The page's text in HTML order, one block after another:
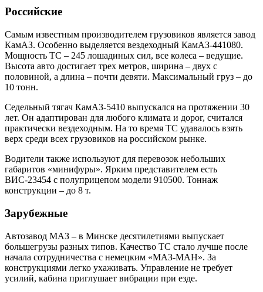
Российские
Самым известным производителем грузовиков является завод
КамАЗ. Особенно выделяется вездеходный КамАЗ-441080.
Мощность ТС – 245 лошадиных сил, все колеса – ведущие.
Высота авто достигает трех метров, ширина – двух с
половиной, а длина – почти девяти. Максимальный груз – до
10 тонн.
Седельный тягач КамАЗ-5410 выпускался на протяжении 30
лет. Он адаптирован для любого климата и дорог, считался
практически вездеходным. На то время ТС удавалось взять
верх среди всех грузовиков на российском рынке.
Водители также используют для перевозок небольших
габаритов «минифуры». Ярким представителем есть
ВИС-23454 с полуприцепом модели 910500. Тоннаж
конструкции – до 8 т.
Зарубежные
Автозавод МАЗ – в Минске десятилетиями выпускает
большегрузы разных типов. Качество ТС стало лучше после
начала сотрудничества с немецким «МАЗ-МАН». За
конструкциями легко ухаживать. Управление не требует
усилий, кабина приглушает вибрации при езде.